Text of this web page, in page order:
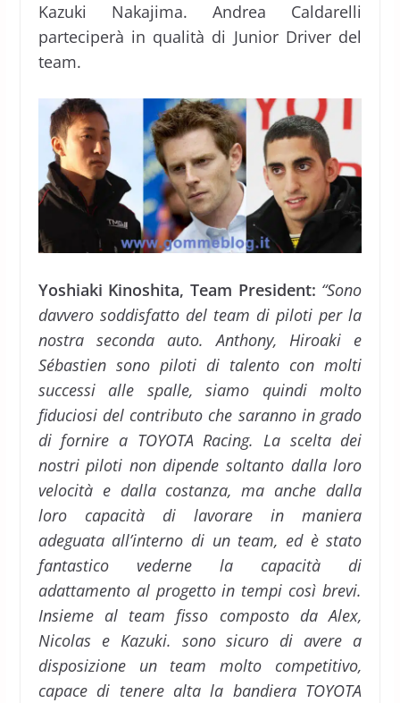
Kazuki Nakajima. Andrea Caldarelli
parteciperà in qualità di Junior Driver del
team.
Yoshiaki Kinoshita, Team President: “Sono
davvero soddisfatto del team di piloti per la
nostra seconda auto. Anthony, Hiroaki e
Sébastien sono piloti di talento con molti
successi alle spalle, siamo quindi molto
fiduciosi del contributo che saranno in grado
di fornire a TOYOTA Racing. La scelta dei
nostri piloti non dipende soltanto dalla loro
velocità e dalla costanza, ma anche dalla
loro capacità di lavorare in maniera
adeguata all’interno di un team, ed è stato
fantastico vederne la capacità di
adattamento al progetto in tempi così brevi.
Insieme al team fisso composto da Alex,
Nicolas e Kazuki. sono sicuro di avere a
disposizione un team molto competitivo,
capace di tenere alta la bandiera TOYOTA